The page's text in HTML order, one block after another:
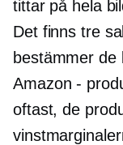
tittar på hela
Det finns tre
bestämmer
Amazon -
oftast, de